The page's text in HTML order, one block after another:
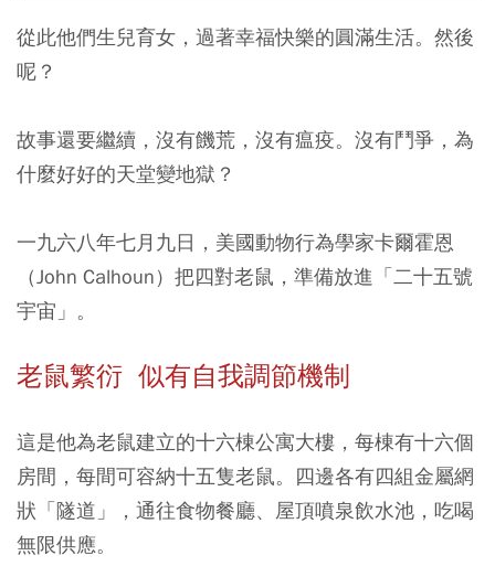
從此他們生兒育女，過著幸福快樂的圓滿生活。然後
呢？
故事還要繼續，沒有饑荒，沒有瘟疫。沒有鬥爭，為
什麼好好的天堂變地獄？
一九六八年七月九日，美國動物行為學家卡爾霍恩
（John Calhoun）把四對老鼠，準備放進「二十五號
宇宙」。
老鼠繁衍 似有自我調節機制
這是他為老鼠建立的十六棟公寓大樓，每棟有十六個
房間，每間可容納十五隻老鼠。四邊各有四組金屬網
狀「隧道」，通往食物餐廳、屋頂噴泉飲水池，吃喝
無限供應。